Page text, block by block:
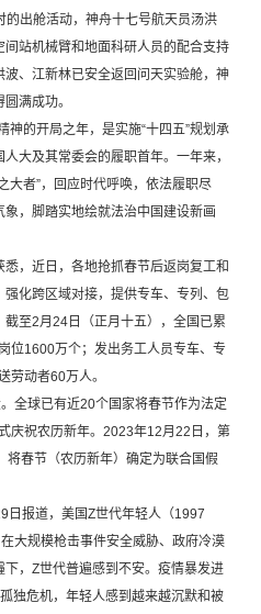
出舱活动，神舟十七号航天员汤洪
站机械臂和地面科研人员的配合支持
波、江新林已安全返回问天实验舱，神
满成功。
的开局之年，是实施“十四五”规划承
大及其常委会的履职首年。一年来，
大者”，回应时代呼唤，依法履职尽
，脚踏实地绘就法治中国建设新画
，近日，各地抢抓春节后返岗复工和
化跨区域对接，提供专车、专列、包
至2月24日（正月十五），全国已累
位1600万个；发出务工人员专车、专
劳动者60万人。
全球已有近20个国家将春节作为法定
庆祝农历新年。2023年12月22日，第
春节（农历新年）确定为联合国假
报道，美国Z世代年轻人（1997
大规模枪击事件安全威胁、政府冷漠
，Z世代普遍感到不安。疫情暴发进
独危机，年轻人感到越来越沉默和被